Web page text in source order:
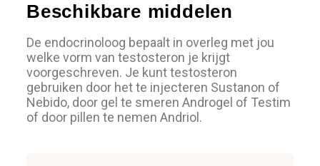
Beschikbare middelen
De endocrinoloog bepaalt in overleg met jou
welke vorm van testosteron je krijgt
voorgeschreven. Je kunt testosteron
gebruiken door het te injecteren Sustanon of
Nebido, door gel te smeren Androgel of Testim
of door pillen te nemen Andriol.